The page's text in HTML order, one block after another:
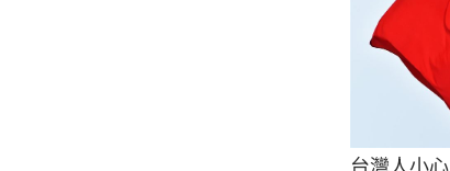
台灣人小